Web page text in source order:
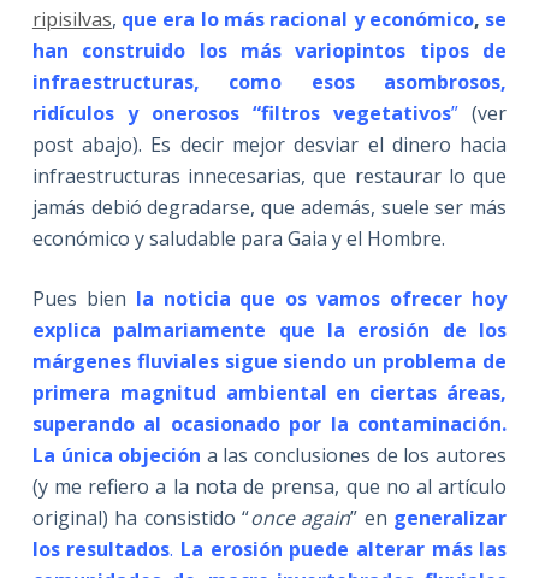
ripisilvas, que era lo más racional y económico, se
han construido los más variopintos tipos de
infraestructuras, como esos asombrosos,
ridículos y onerosos “filtros vegetativos” (ver
post abajo). Es decir mejor desviar el dinero hacia
infraestructuras innecesarias, que restaurar lo que
jamás debió degradarse, que además, suele ser más
económico y saludable para Gaia y el Hombre.
Pues bien la noticia que os vamos ofrecer hoy
explica palmariamente que la erosión de los
márgenes fluviales sigue siendo un problema de
primera magnitud ambiental en ciertas áreas,
superando al ocasionado por la contaminación.
La única objeción a las conclusiones de los autores
(y me refiero a la nota de prensa, que no al artículo
original) ha consistido “once again” en generalizar
los resultados. La erosión puede alterar más las